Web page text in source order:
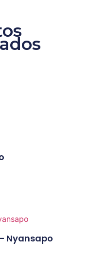
Nyansapo